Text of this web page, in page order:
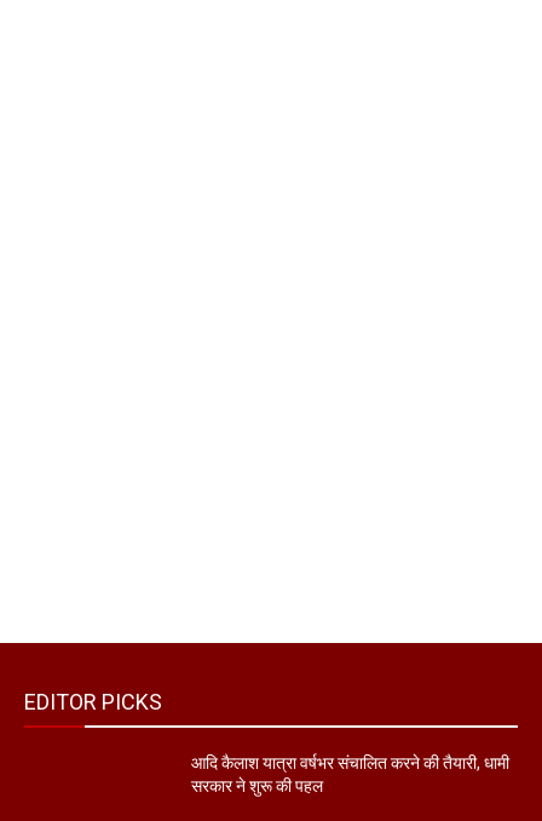
EDITOR PICKS
आदि कैलाश यात्रा वर्षभर संचालित करने की तैयारी, धामी
सरकार ने शुरू की पहल